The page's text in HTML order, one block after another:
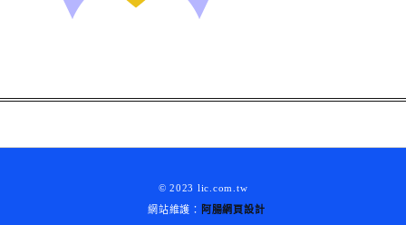
© 2023 lic.com.tw
網站維護： 阿腸網頁設計